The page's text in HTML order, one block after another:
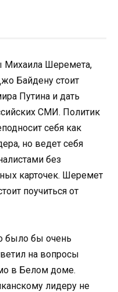
Михаила Шеремета,
Байдену стоит
Путина и дать
СМИ. Политик
себя как
но ведет себя
без
карточек. Шеремет
поучиться от
было бы очень
на вопросы
в Белом доме.
лидеру не